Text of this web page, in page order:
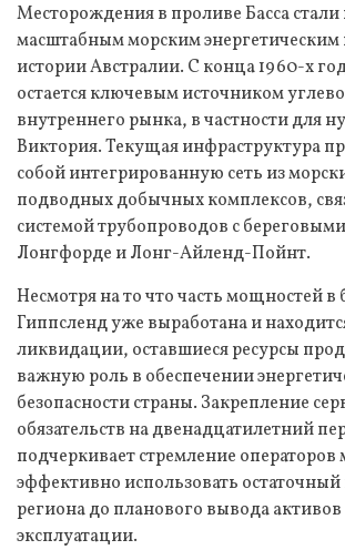
Месторождения в проливе Басса
масштабным морским энергетическим
истории Австралии. С конца 1960-х
остается ключевым источником
внутреннего рынка, в частности для
Виктория. Текущая инфраструктура
собой интегрированную сеть из
подводных добычных комплексов,
системой трубопроводов с
Лонгфорде и Лонг-Айленд-Пойнт.
Несмотря на то что часть мощностей в
Гиппсленд уже выработана и
ликвидации, оставшиеся ресурсы
важную роль в обеспечении
безопасности страны. Закрепление
обязательств на двенадцатилетний
подчеркивает стремление
эффективно использовать
региона до планового вывода активов
эксплуатации.